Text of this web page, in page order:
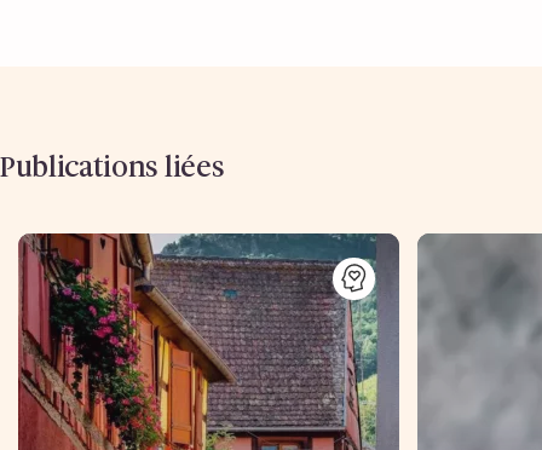
Publications liées